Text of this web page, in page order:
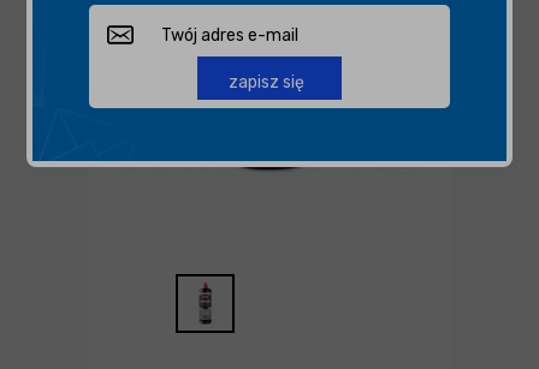
zapisz się